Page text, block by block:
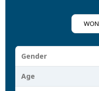
WON
Gender
Age